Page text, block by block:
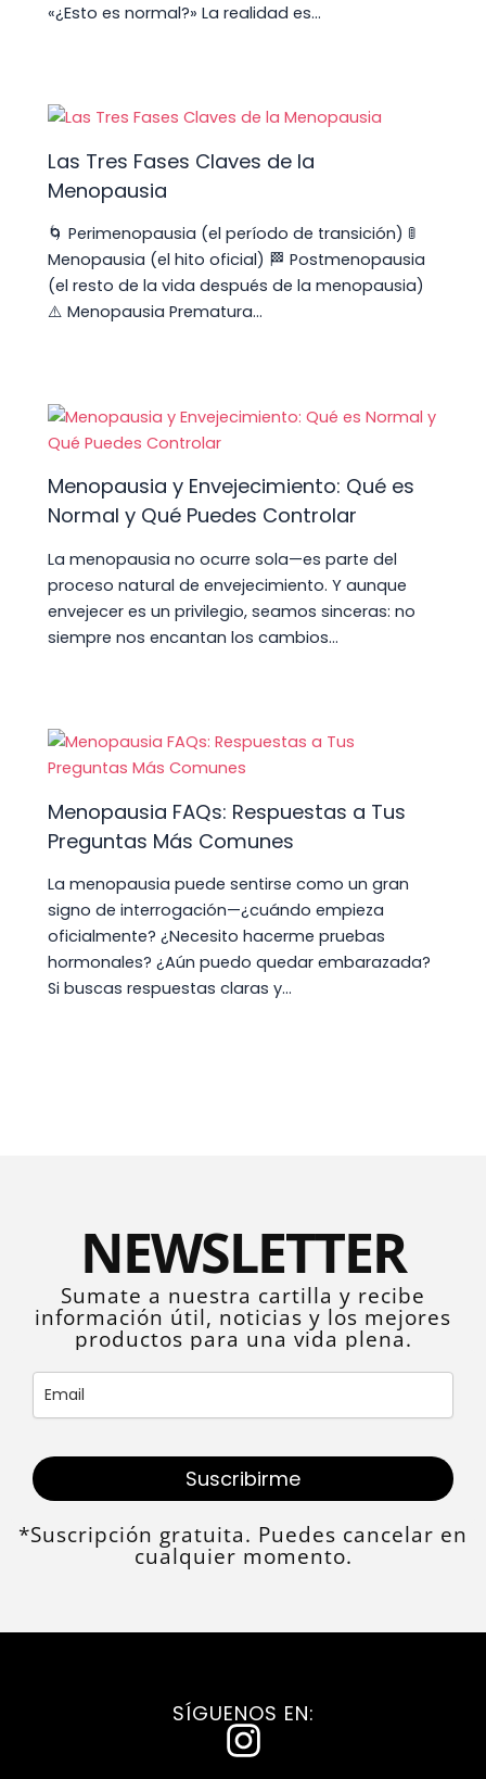
«¿Esto es normal?» La realidad es…
Las Tres Fases Claves de la
Menopausia
🌀 Perimenopausia (el período de transición) 🚦
Menopausia (el hito oficial) 🏁 Postmenopausia
(el resto de la vida después de la menopausia)
⚠️ Menopausia Prematura…
Menopausia y Envejecimiento: Qué es
Normal y Qué Puedes Controlar
La menopausia no ocurre sola—es parte del
proceso natural de envejecimiento. Y aunque
envejecer es un privilegio, seamos sinceras: no
siempre nos encantan los cambios…
Menopausia FAQs: Respuestas a Tus
Preguntas Más Comunes
La menopausia puede sentirse como un gran
signo de interrogación—¿cuándo empieza
oficialmente? ¿Necesito hacerme pruebas
hormonales? ¿Aún puedo quedar embarazada?
Si buscas respuestas claras y…
NEWSLETTER
Sumate a nuestra cartilla y recibe
información útil, noticias y los mejores
productos para una vida plena.
Suscribirme
*Suscripción gratuita. Puedes cancelar en
cualquier momento.
SÍGUENOS EN:
I